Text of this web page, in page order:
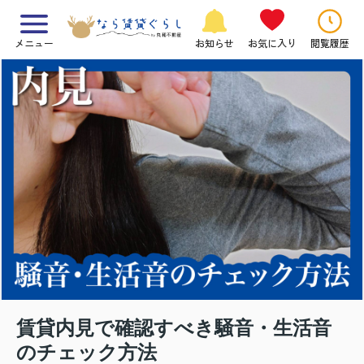
メニュー お知らせ お気に入り 閲覧履歴
賃貸内見で確認すべき騒音・生活音
のチェック方法